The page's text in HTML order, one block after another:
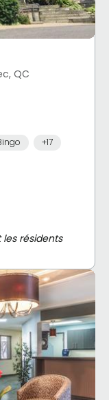
QC
+17
les résidents